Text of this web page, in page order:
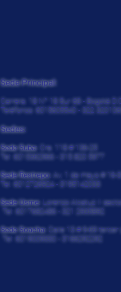
Sede Principal:
Carrera. 18 N° 18 Sur 68 - Bogotá
Teléfonos: 6015605540 - 322
Sedes:
Sede Suba: Cra. 118 # 136-25
Tel: 6015362966 - 315 820 5977
Sede Restrepo: Av. 1 de mayo # 16-
Tel: 6012726924 - 3195142033
Sede Usme: Lorenzo Alcatuz II
Tel: 6017682486 - 321 2935892
Sede Soacha: Calle 13 # 9-69
Tel: 6019009330 - 3166292292